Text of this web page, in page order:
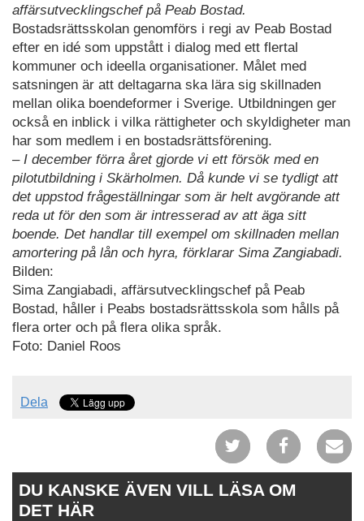
affärsutvecklingschef på Peab Bostad.
Bostadsrättsskolan genomförs i regi av Peab Bostad
efter en idé som uppstått i dialog med ett flertal
kommuner och ideella organisationer. Målet med
satsningen är att deltagarna ska lära sig skillnaden
mellan olika boendeformer i Sverige. Utbildningen ger
också en inblick i vilka rättigheter och skyldigheter man
har som medlem i en bostadsrättsförening.
– I december förra året gjorde vi ett försök med en
pilotutbildning i Skärholmen. Då kunde vi se tydligt att
det uppstod frågeställningar som är helt avgörande att
reda ut för den som är intresserad av att äga sitt
boende. Det handlar till exempel om skillnaden mellan
amortering på lån och hyra, förklarar Sima Zangiabadi.
Bilden:
Sima Zangiabadi, affärsutvecklingschef på Peab
Bostad, håller i Peabs bostadsrättsskola som hålls på
flera orter och på flera olika språk.
Foto: Daniel Roos
Dela
DU KANSKE ÄVEN VILL LÄSA OM
DET HÄR